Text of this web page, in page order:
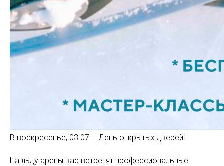
В воскресенье, 03.07 – День открытых дверей!
На льду арены вас встретят профессиональные